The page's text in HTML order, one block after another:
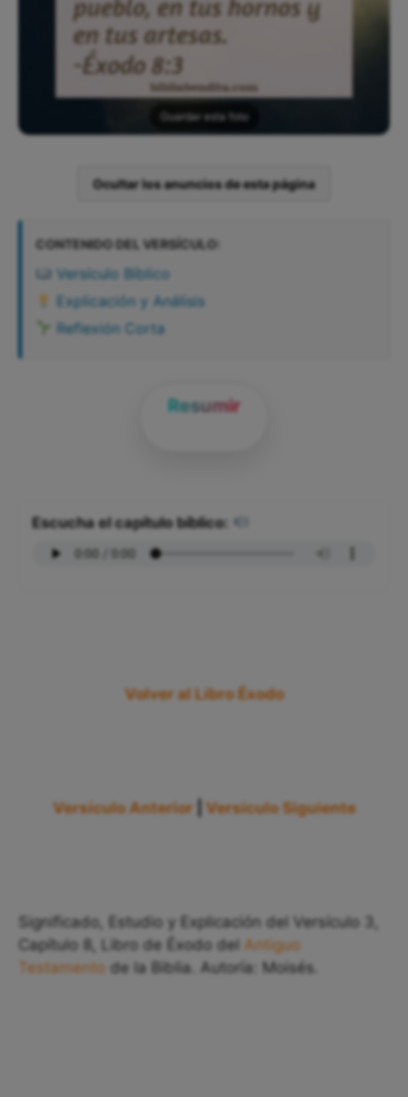
Guardar esta foto
Ocultar los anuncios de esta página
CONTENIDO DEL VERSÍCULO:
Versículo Bíblico
Explicación y Análisis
Reflexión Corta
Resumir
Escucha el capítulo bíblico:
Volver al Libro Éxodo
Versículo Anterior Versículo Siguiente
Significado, Estudio y Explicación del Versículo 3,
Capítulo 8, Libro de Éxodo del Antiguo
Testamento de la Biblia. Autoría: Moisés.